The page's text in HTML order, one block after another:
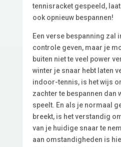
tennisracket gespeeld,
ook opnieuw bespannen!
Een verse bespanning zal
controle geven, maar je
buiten niet te veel power
winter je snaar hebt laten
indoor-tennis, is het wijs
zachter te bespannen dan
speelt. En als je normaal
breekt, is het verstandig
van je huidige snaar te
aan omstandigheden is